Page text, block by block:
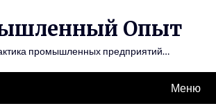
Опыт
промышленных предприятий…
Меню